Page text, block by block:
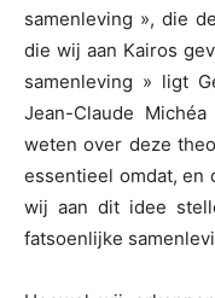
samenleving », die
die wij aan Kairos
samenleving » ligt
Jean-Claude
weten over deze
essentieel omdat, en
wij aan dit idee
fatsoenlijke